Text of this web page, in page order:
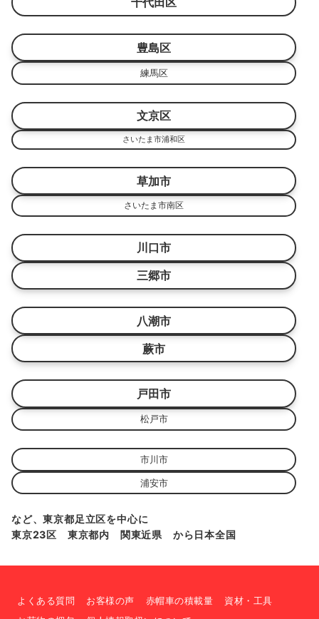
豊島区
練馬区
文京区
さいたま市浦和区
草加市
さいたま市南区
川口市
三郷市
八潮市
蕨市
戸田市
松戸市
市川市
浦安市
など、東京都足立区を中心に
東京23区 東京都内 関東近県 から日本全国
よくある質問 お客様の声 赤帽車の積載量
資材・工具